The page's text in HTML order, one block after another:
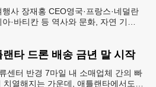
사 장재홍 CEO영국·프랑스·네덜란
아·바티칸 등 역사와 문화, 자연 기
랜타 드론 배송 금년 말 시작
센터 반경 7마일 내 소매업체 간의 빠
치열해지는 가운데, 애틀랜타에서도